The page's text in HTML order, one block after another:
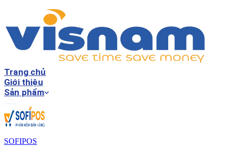
Trang chủ
Giới thiệu
Sản phẩm
SOFIPOS